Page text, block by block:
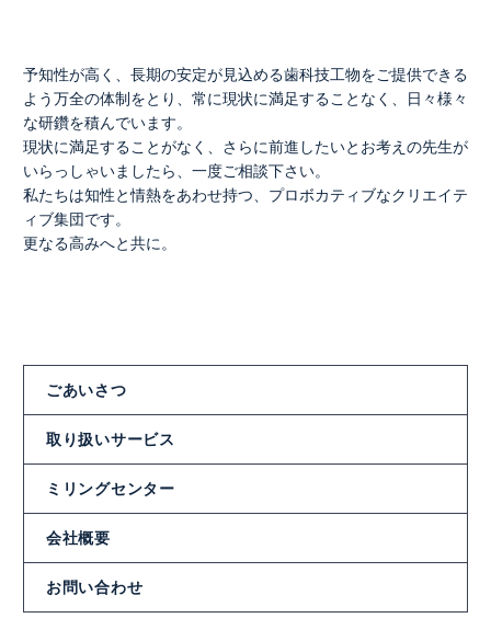
予知性が高く、長期の安定が見込める歯科技工物をご提供できる
よう万全の体制をとり、常に現状に満足することなく、日々様々
な研鑽を積んでいます。
現状に満足することがなく、さらに前進したいとお考えの先生が
いらっしゃいましたら、一度ご相談下さい。
私たちは知性と情熱をあわせ持つ、プロボカティブなクリエイテ
ィブ集団です。
更なる高みへと共に。
ごあいさつ
取り扱いサービス
ミリングセンター
会社概要
お問い合わせ